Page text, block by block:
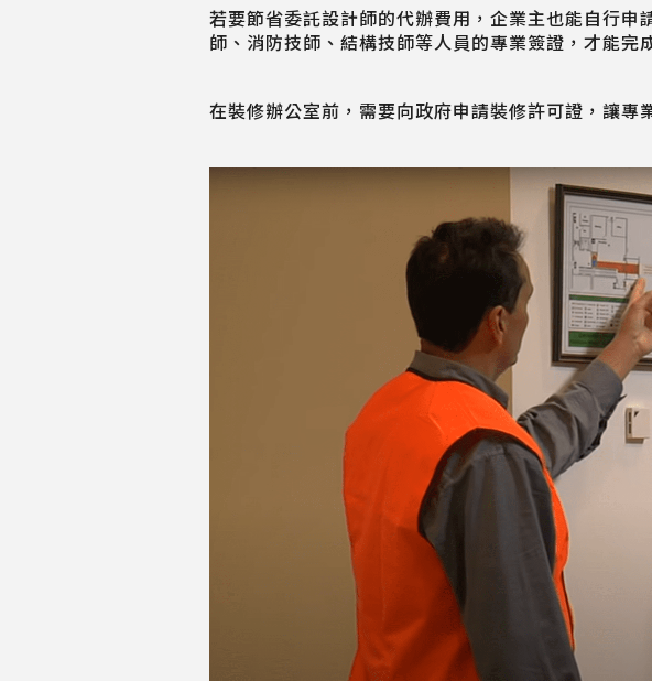
若要節省委託設計師的代辦費用，企業主也能自行
師、消防技師、結構技師等人員的專業簽證，才能完
在裝修辦公室前，需要向政府申請裝修許可證，讓專